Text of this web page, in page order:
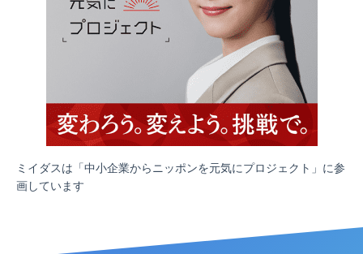
ミイダスは「中小企業からニッポンを元気にプロジェクト」に参
画しています